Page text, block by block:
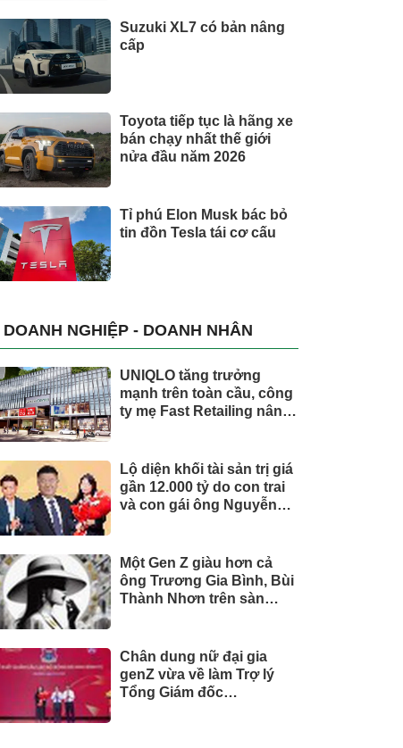
Suzuki XL7 có bản nâng
cấp
Toyota tiếp tục là hãng xe
bán chạy nhất thế giới
nửa đầu năm 2026
Tỉ phú Elon Musk bác bỏ
tin đồn Tesla tái cơ cấu
DOANH NGHIỆP - DOANH NHÂN
UNIQLO tăng trưởng
mạnh trên toàn cầu, công
ty mẹ Fast Retailing nâng
Lộ diện khối tài sản trị giá
gần 12.000 tỷ do con trai
và con gái ông Nguyễn
Một Gen Z giàu hơn cả
ông Trương Gia Bình, Bùi
Thành Nhơn trên sàn
Chân dung nữ đại gia
genZ vừa về làm Trợ lý
Tổng Giám đốc